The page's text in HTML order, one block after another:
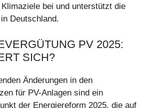
bei und unterstützt die
Deutschland.
PV 2025:
SICH?
Änderungen in den
für PV-Anlagen sind ein
der Energiereform 2025, die auf